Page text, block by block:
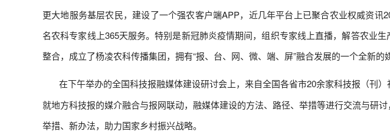
更大地服务基层农民，建设了一个强农客户端APP，近几年平台上已聚合农业权威资讯
名农科专家线上365天服务。特别是新冠肺炎疫情期间，组织专家线上直播，解答农业
整合，成立了杨凌农科传播集团，拥有“报、台、网、微、端、屏”融合发展的一个全新的
在下午举办的全国科技报融媒体建设研讨会上，来自全国各省市20余家科技报（刊）
就地方科技报的媒介融合与报网联动，融媒体建设的方法、路径、举措等进行交流与研
举措、新办法，助力国家乡村振兴战略。